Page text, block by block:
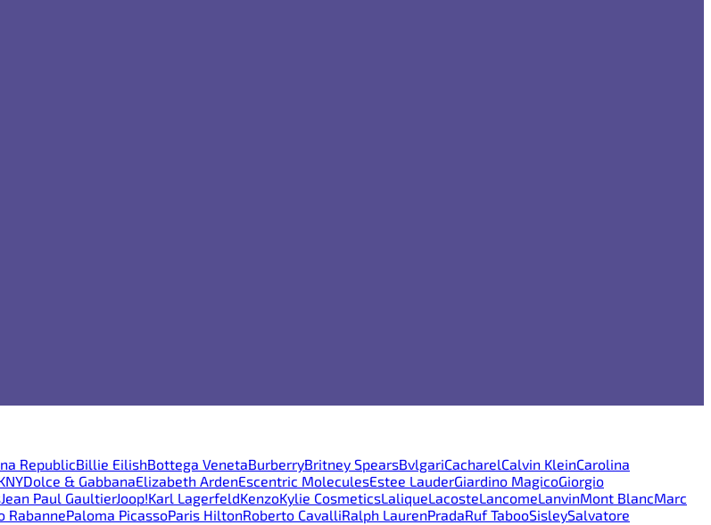
RepublicBillie EilishBottega VenetaBurberryBritney SpearsBvlgariCacharelCalvin KleinCarolina
Dolce & GabbanaElizabeth ArdenEscentric MoleculesEstee LauderGiardino MagicoGiorgio
Jean Paul GaultierJoop!Karl LagerfeldKenzoKylie CosmeticsLaliqueLacosteLancomeLanvinMont BlancMarc
RabannePaloma PicassoParis HiltonRoberto CavalliRalph LaurenPradaRuf TabooSisleySalvatore